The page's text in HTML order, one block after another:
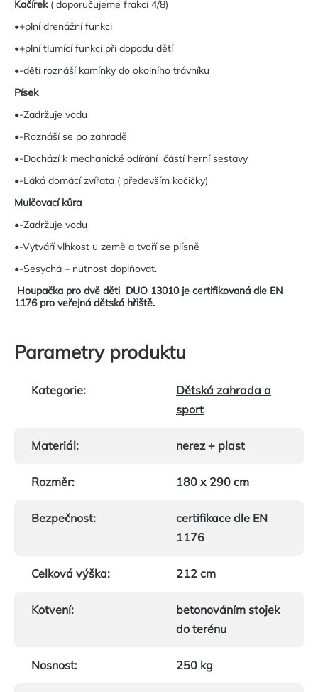
Kačírek( doporučujeme frakci 4/8)
•+plní drenážní funkci
•+plní tlumící funkci při dopadu dětí
•-děti roznáší kamínky do okolního trávníku
Písek
•-Zadržuje vodu
•-Roznáší se po zahradě
•-Dochází k mechanické odírání částí herní sestavy
•-Láká domácí zvířata ( především kočičky)
Mulčovací kůra
•-Zadržuje vodu
•-Vytváří vlhkost u země a tvoří se plísně
•-Sesychá – nutnost doplňovat.
Houpačka pro dvě děti DUO 13010 je certifikovaná dle EN
1176 pro veřejná dětská hřiště.
Parametry produktu
Kategorie:
Dětská zahrada a
sport
Materiál: nerez + plast
Rozměr: 180 x 290 cm
Bezpečnost:
certifikace dle EN
1176
Celková výška: 212 cm
Kotvení:
betonováním stojek
do terénu
Nosnost: 250 kg